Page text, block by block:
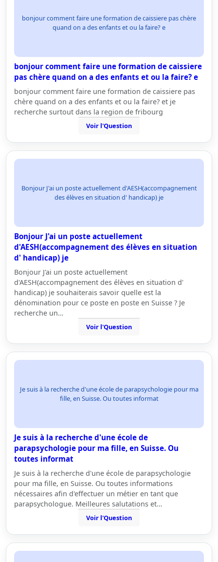
bonjour comment faire une formation de caissiere pas chère
quand on a des enfants et ou la faire? e
bonjour comment faire une formation de caissiere
pas chère quand on a des enfants et ou la faire? e
bonjour comment faire une formation de caissiere pas
chère quand on a des enfants et ou la faire? et je
recherche surtout dans la region de fribourg
Voir l'Question
Bonjour J'ai un poste actuellement d'AESH(accompagnement
des élèves en situation d' handicap) je
Bonjour J'ai un poste actuellement
d'AESH(accompagnement des élèves en situation
d' handicap) je
Bonjour J'ai un poste actuellement
d'AESH(accompagnement des élèves en situation d'
handicap) je souhaiterais savoir quelle est la
dénomination pour ce poste en poste en Suisse ? Je
recherche un…
Voir l'Question
Je suis à la recherche d'une école de parapsychologie pour ma
fille, en Suisse. Ou toutes informat
Je suis à la recherche d'une école de
parapsychologie pour ma fille, en Suisse. Ou
toutes informat
Je suis à la recherche d'une école de parapsychologie
pour ma fille, en Suisse. Ou toutes informations
nécessaires afin d'effectuer un métier en tant que
parapsychologue. Meilleures salutations et…
Voir l'Question